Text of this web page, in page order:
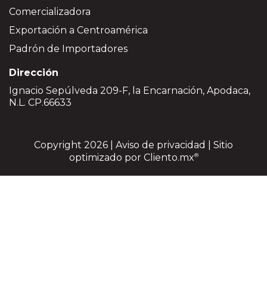
Comercializadora
Exportación a Centroamérica
Padrón de Importadores
Dirección
Ignacio Sepúlveda 209-F, la Encarnación, Apodaca,
N.L. CP.66633
Copyright 2026 | Aviso de privacidad
| Sitio
optimizado por Cliento.mx®